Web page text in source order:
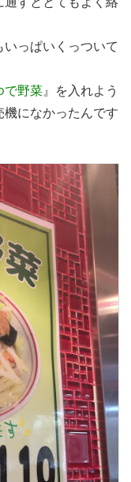
っぱいくっついて
で野菜 』を入れよう
になかったんです